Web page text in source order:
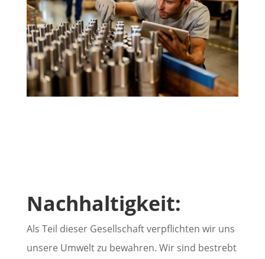
Nachhaltigkeit:
Als Teil dieser Gesellschaft verpflichten wir uns
unsere Umwelt zu bewahren. Wir sind bestrebt